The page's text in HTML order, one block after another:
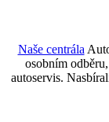
Naše centrála
osobním
autoservis.